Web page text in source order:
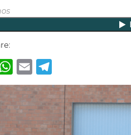
WhatsApp
Email